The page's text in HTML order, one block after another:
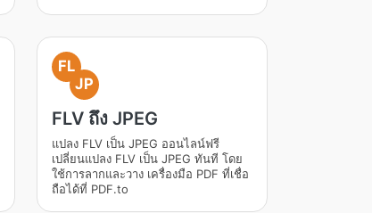
FL
JP
FLV ถึง JPEG
แปลง FLV เป็น JPEG ออนไลน์ฟรี
เปลี่ยนแปลง FLV เป็น JPEG ทันที โดย
ใช้การลากและวาง เครื่องมือ PDF ที่เชื่อ
ถือได้ที่ PDF.to